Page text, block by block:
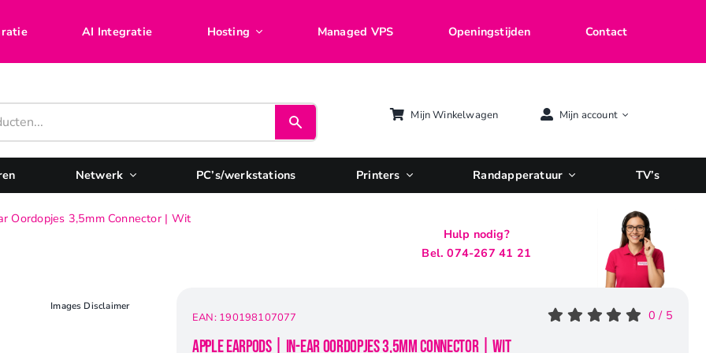
AI Integratie Hosting Managed VPS Openingstijden Contact
Mijn Winkelwagen Mijn account
Netwerk PC’s/werkstations Printers Randapperatuur TV’s
Oordopjes 3,5mm Connector | Wit
Hulp nodig?
Bel. 074-267 41 21
Images Disclaimer
0 / 5
EAN: 190198107077
Apple EarPods | In-Ear Oordopjes 3,5mm Connector | Wit